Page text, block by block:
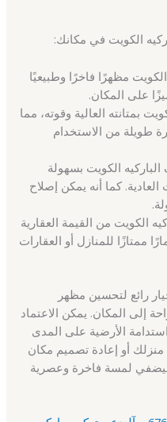
الكويت في مكانك:
مظهرًا فاخرًا وطبيعيًا
على المكان.
بمتانته العالية وقوته، مما
طويلة من الاستخدام
الكويت بسهولة
كما أنه يمكن إصلاح
الكويت من القيمة العقارية
ممتازًا للمنازل أو العقارات
رائع لتحسين مظهر
إلى المكان. يمكن الاعتماد
الأرضية على المدى
أو إعادة تصميم مكان
لمسة فاخرة وعصرية